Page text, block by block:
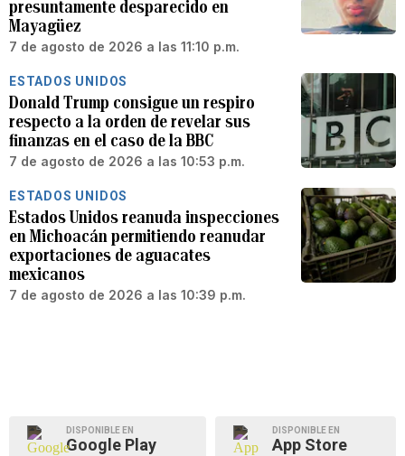
presuntamente desparecido en
Mayagüez
7 de agosto de 2026 a las 11:10 p.m.
ESTADOS UNIDOS
Donald Trump consigue un respiro
respecto a la orden de revelar sus
finanzas en el caso de la BBC
7 de agosto de 2026 a las 10:53 p.m.
ESTADOS UNIDOS
Estados Unidos reanuda inspecciones
en Michoacán permitiendo reanudar
exportaciones de aguacates
mexicanos
7 de agosto de 2026 a las 10:39 p.m.
DISPONIBLE EN
Google Play
DISPONIBLE EN
App Store